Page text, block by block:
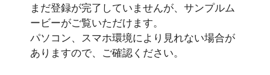
まだ登録が完了していませんが、サンプルム
ービーがご覧いただけます。
パソコン、スマホ環境により見れない場合が
ありますので、ご確認ください。